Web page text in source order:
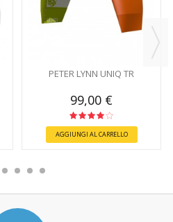
PETER LYNN UNIQ TR
99,00 €
AGGIUNGI AL CARRELLO